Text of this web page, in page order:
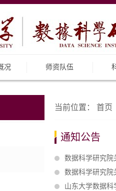
况 师资队伍
当前位置： 首页
通知公告
数据科学研究院
数据科学研究院
山东大学数据科